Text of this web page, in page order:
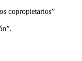
copropietarios”